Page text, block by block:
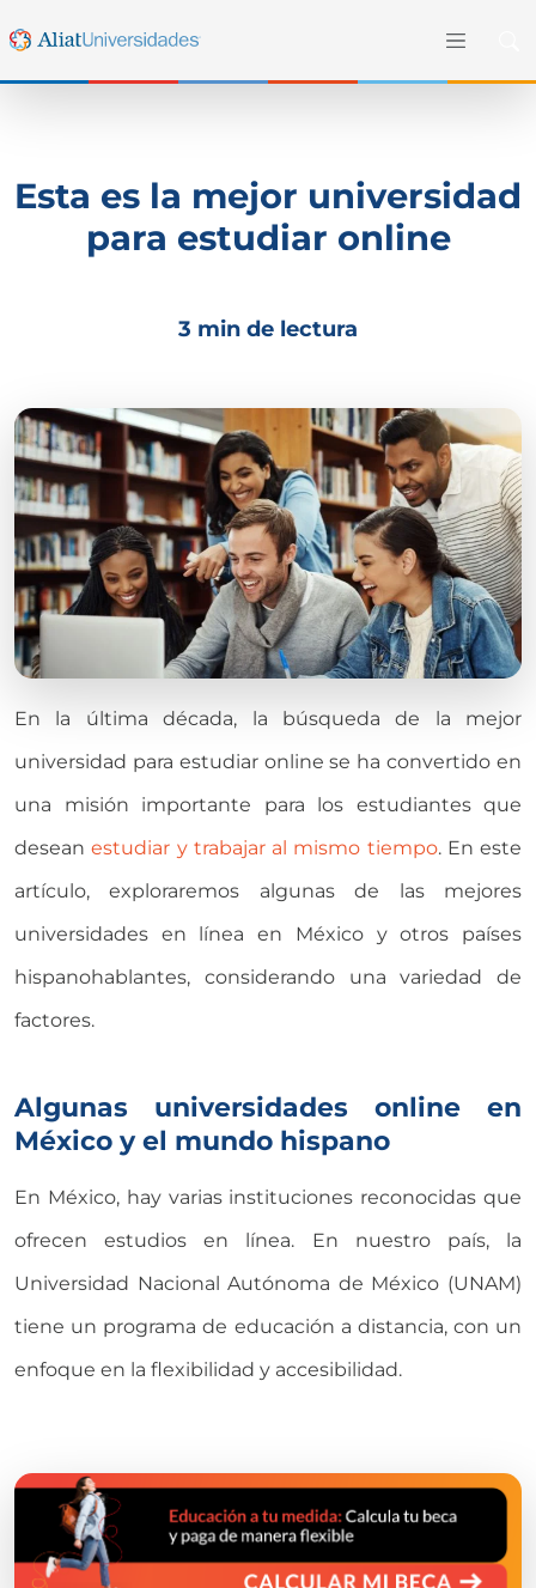
Esta es la mejor universidad
para estudiar online
3 min de lectura
En la última década, la búsqueda de la mejor
universidad para estudiar online se ha convertido en
una misión importante para los estudiantes que
deseanestudiar y trabajar al mismo tiempo. En este
artículo, exploraremos algunas de las mejores
universidades en línea en México y otros países
hispanohablantes, considerando una variedad de
factores.
Algunas universidades online en
México y el mundo hispano
En México, hay varias instituciones reconocidas que
ofrecen estudios en línea. En nuestro país, la
Universidad Nacional Autónoma de México (UNAM)
tiene un programa de educación a distancia, con un
enfoque en la flexibilidad y accesibilidad.